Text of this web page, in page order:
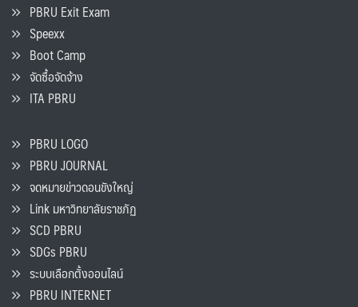
PBRU Exit Exam
Speexx
Boot Camp
จัดซื้อจัดจ้าง
ITA PBRU
PBRU LOGO
PBRU JOURNAL
จดหมายข่าวดอนขังใหญ่
Link มหาวิทยาลัยราชภัฏ
SCD PBRU
SDGs PBRU
ระบบเลือกตั้งออนไลน์
PBRU INTERNET